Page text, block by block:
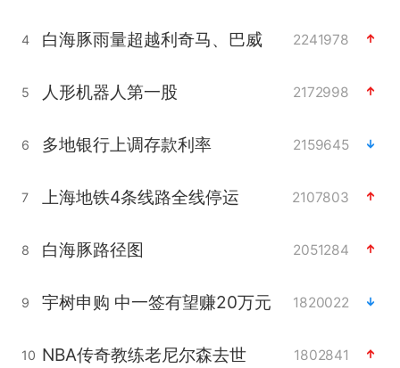
4 白海豚雨量超越利奇马、巴威 2241978
5 人形机器人第一股 2172998
6 多地银行上调存款利率 2159645
7 上海地铁4条线路全线停运 2107803
8 白海豚路径图 2051284
9 宇树申购 中一签有望赚20万元 1820022
10 NBA传奇教练老尼尔森去世 1802841